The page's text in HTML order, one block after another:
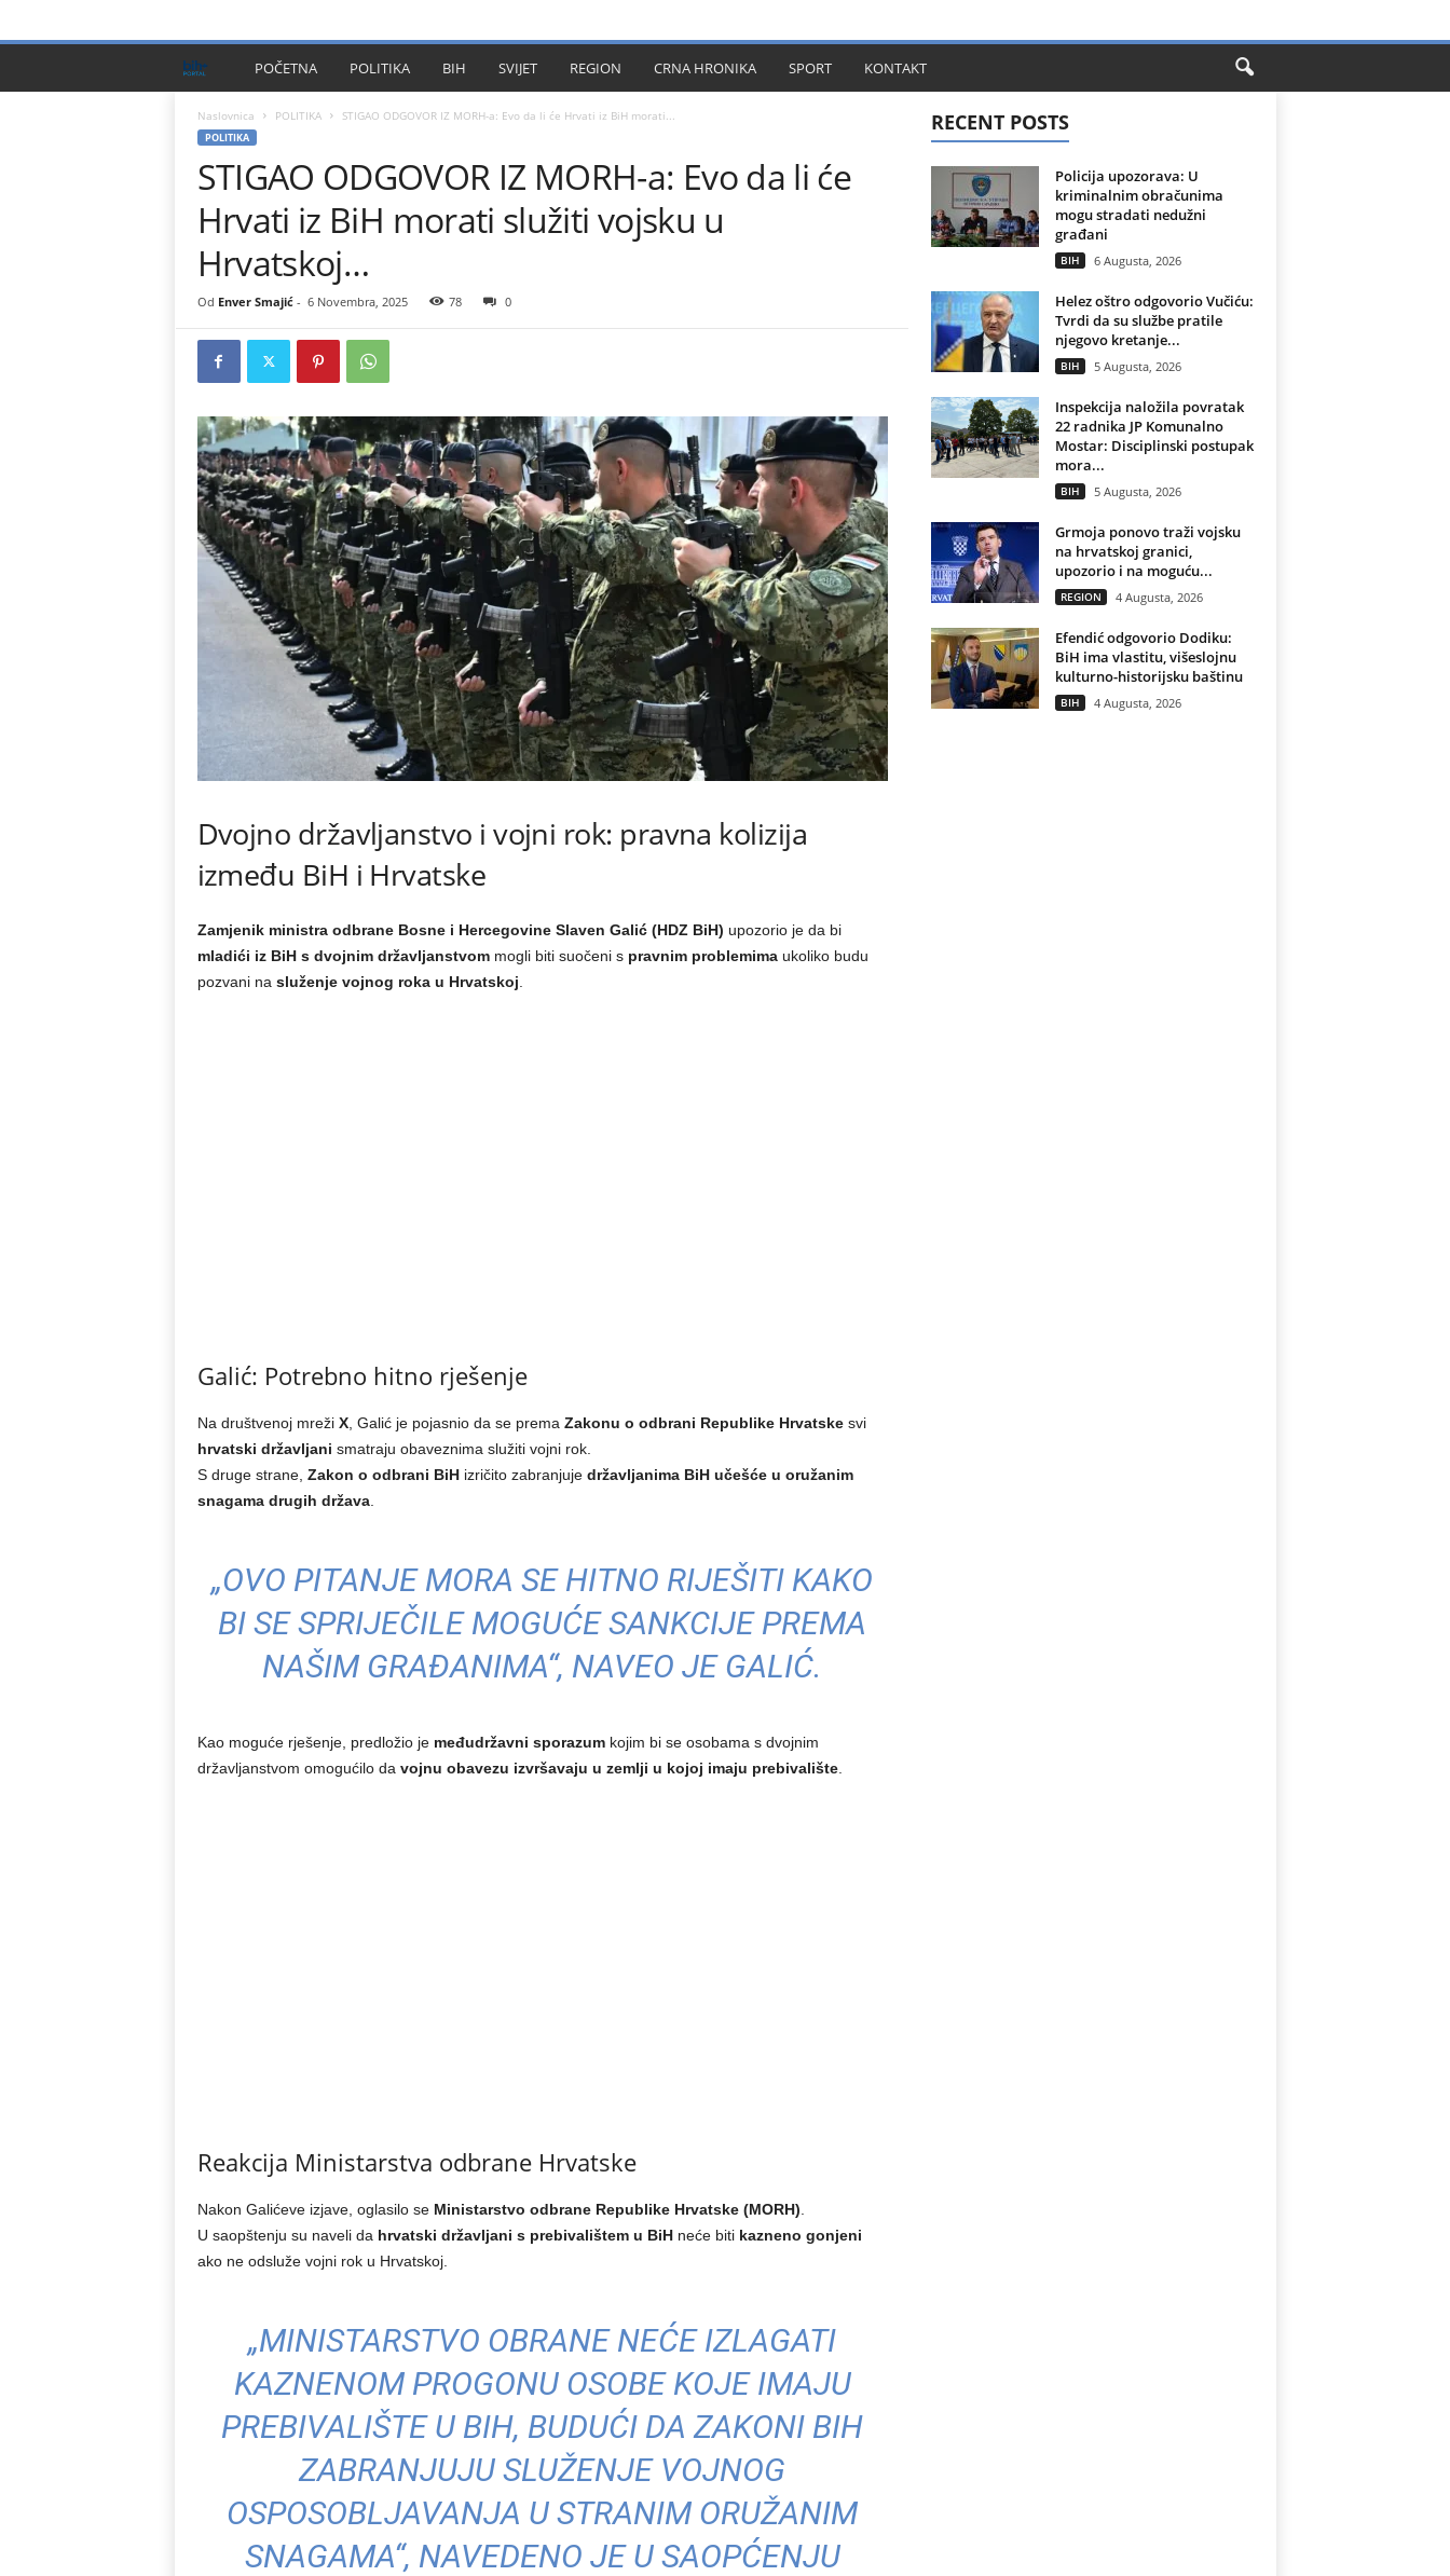
I
H
l
u
POČETNA POLITIKA BIH SVIJET REGION CRNA HRONIKA SPORT KONTAKT
Naslovnica POLITIKA STIGAO ODGOVOR IZ MORH-a: Evo da li će Hrvati iz BiH morati...
POLITIKA
STIGAO ODGOVOR IZ MORH-a: Evo da li će
Hrvati iz BiH morati služiti vojsku u
Hrvatskoj…
Od Enver Smajić- 6 Novembra, 2025 78 0
Dvojno državljanstvo i vojni rok: pravna kolizija
između BiH i Hrvatske
Zamjenik ministra odbrane Bosne i Hercegovine Slaven Galić (HDZ BiH) upozorio je da bi
mladići iz BiH s dvojnim državljanstvommogli biti suočeni s pravnim problemimaukoliko budu
pozvani na služenje vojnog roka u Hrvatskoj
Galić: Potrebno hitno rješenje
Na društvenoj mreži X, Galić je pojasnio da se prema Zakonu o odbrani Republike Hrvatskesvi
hrvatski državljani smatraju obaveznima služiti vojni rok.
S druge strane, Zakon o odbrani BiHizričito zabranjuje državljanima BiH učešće u oružanim
snagama drugih država.
„OVO PITANJE MORA SE HITNO RIJEŠITI KAKO
BI SE SPRIJEČILE MOGUĆE SANKCIJE PREMA
NAŠIM GRAĐANIMA“, NAVEO JE GALIĆ.
Kao moguće rješenje, predložio je međudržavni sporazumkojim bi se osobama s dvojnim
državljanstvom omogućilo da vojnu obavezu izvršavaju u zemlji u kojoj imaju prebivalište.
Reakcija Ministarstva odbrane Hrvatske
Nakon Galićeve izjave, oglasilo se Ministarstvo odbrane Republike Hrvatske (MORH)
U saopštenju su naveli da hrvatski državljani s prebivalištem u BiHneće biti kazneno gonjeni
ako ne odsluže vojni rok u Hrvatskoj.
„MINISTARSTVO OBRANE NEĆE IZLAGATI
KAZNENOM PROGONU OSOBE KOJE IMAJU
PREBIVALIŠTE U BIH, BUDUĆI DA ZAKONI BIH
ZABRANJUJU SLUŽENJE VOJNOG
OSPOSOBLJAVANJA U STRANIM ORUŽANIM
SNAGAMA“, NAVEDENO JE U SAOPĆENJU
RECENT POSTS
Policija upozorava: U
kriminalnim obračunima
mogu stradati nedužni
građani
BIH 6 Augusta, 2026
Helez oštro odgovorio Vučiću:
Tvrdi da su službe pratile
njegovo kretanje...
BIH 5 Augusta, 2026
Inspekcija naložila povratak
22 radnika JP Komunalno
Mostar: Disciplinski postupak
mora...
BIH 5 Augusta, 2026
Grmoja ponovo traži vojsku
na hrvatskoj granici,
upozorio i na moguću...
REGION 4 Augusta, 2026
Efendić odgovorio Dodiku:
BiH ima vlastitu, višeslojnu
kulturno-historijsku baštinu
BIH 4 Augusta, 2026